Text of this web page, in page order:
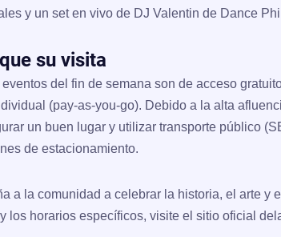
y un set en vivo de DJ Valentin de Dance
su visita
del fin de semana son de acceso
(pay-as-you-go). Debido a la alta
un buen lugar y utilizar transporte público
de estacionamiento.
a la comunidad a celebrar la historia, el arte y
los horarios específicos, visite el sitio oficial